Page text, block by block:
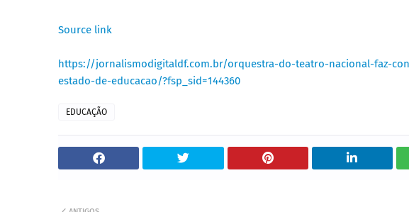
Source link
https://jornalismodigitaldf.com.br/orquestra-do-teatro-nacional-faz-
estado-de-educacao/?fsp_sid=144360
EDUCAÇÃO